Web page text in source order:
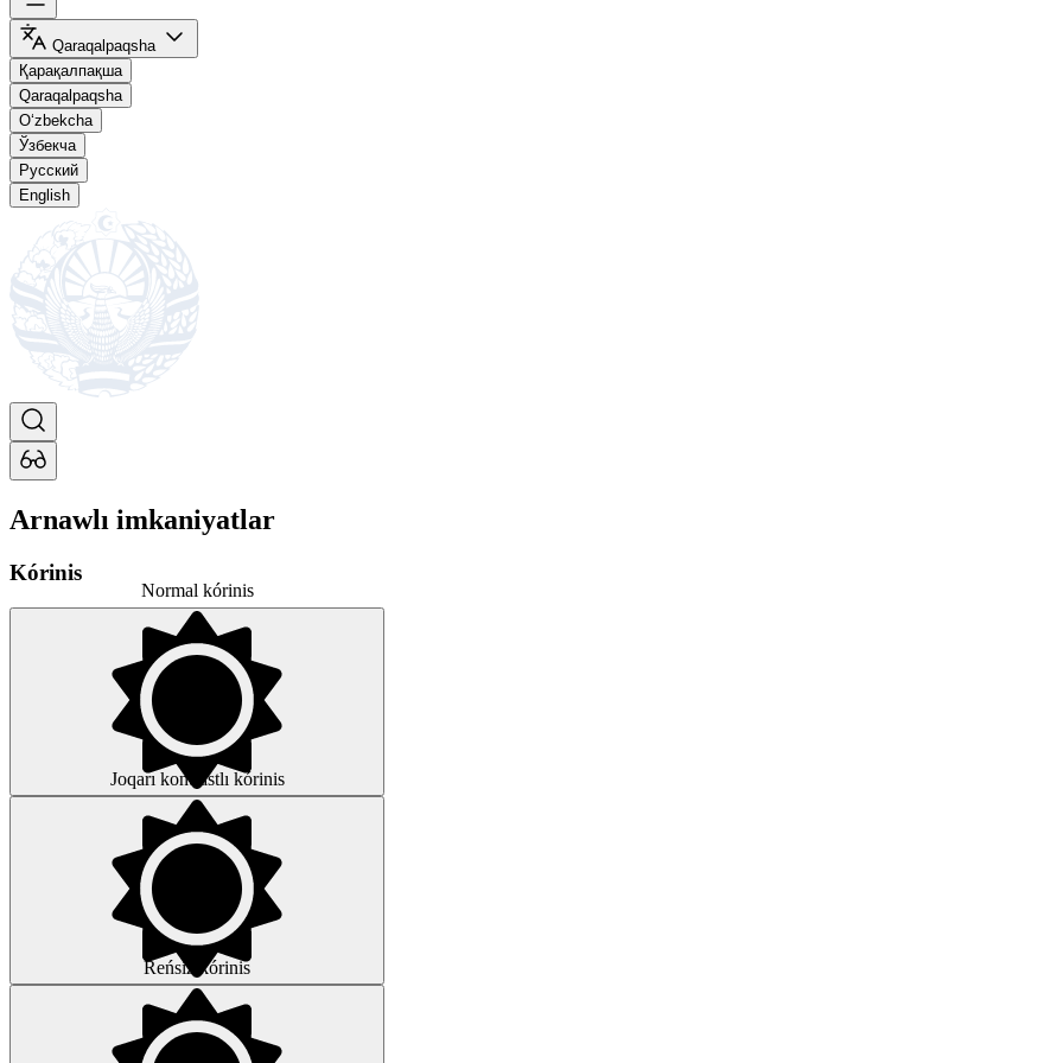
Qaraqalpaqsha
Қарақалпақша
Qaraqalpaqsha
O‘zbekcha
Ўзбекча
Русский
English
Arnawlı imkaniyatlar
Kórinis
Normal kórinis
Joqarı kontrastlı kórinis
Reńsiz kórinis